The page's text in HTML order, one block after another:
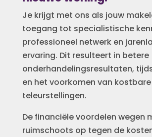
Je krijgt met ons als jouw
toegang tot specialistische
professioneel netwerk en
ervaring. Dit resulteert in betere
onderhandelingsresultaten,
en het voorkomen van
teleurstellingen.
De financiële voordelen wegen
ruimschoots op tegen de